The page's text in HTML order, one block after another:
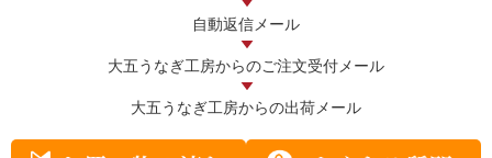
自動返信メール
大五うなぎ工房からのご注文受付メール
大五うなぎ工房からの出荷メール